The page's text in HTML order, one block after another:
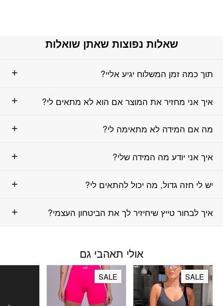
שאלות נפוצות שאתן שואלות
תוך כמה זמן המשלוח יגיע אליי?
איך אני מחזיר את המוצר אם הוא לא מתאים לי?
מה אם המידה לא מתאימה לי?
איך אני יודע מה המידה שלי?
יש לי חזה גדול, מה יכול להתאים לי?
איך לבחור טייץ שיחיזיר לך את הביטחון העצמי?
אולי תאהבי גם
SALE
SALE